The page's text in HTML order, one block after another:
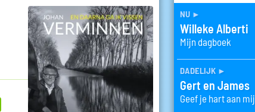
nu ►
Willeke Alberti
Mijn dagboek
dadelijk ►
Gert en James
Geef je hart aan mij